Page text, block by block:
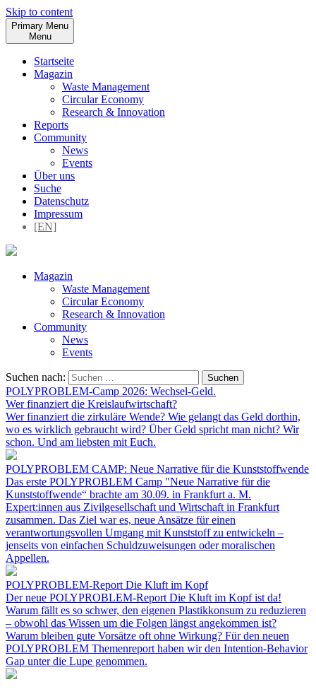
Skip to content
Primary Menu
Menu
Startseite
Magazin
Waste Management
Circular Economy
Research & Innovation
Reports
Community
News
Events
Über uns
Suche
Datenschutz
Impressum
[EN]
Magazin
Waste Management
Circular Economy
Research & Innovation
Community
News
Events
Suchen nach:
POLYPROBLEM-Camp 2026: Wechsel-Geld.
Wer finanziert die Kreislaufwirtschaft?
Wer finanziert die zirkuläre Wende? Wie gelangt das Geld dorthin,
wo es wirklich gebraucht wird? Über Geld spricht man nicht? Wir
schon. Und am liebsten mit Euch.
POLYPROBLEM CAMP: Neue Narrative für die Kunststoffwende
Das erste POLYPROBLEM Camp "Neue Narrative für die
Kunststoffwende“ brachte am 30.09. in Frankfurt a. M.
Expert:innen aus Zivilgesellschaft und Wirtschaft in Frankfurt
zusammen. Das Ziel war es, neue Ansätze für einen
verantwortungsvollen Umgang mit Kunststoff zu entwickeln –
jenseits von einfachen Schuldzuweisungen oder moralischen
Appellen.
POLYPROBLEM-Report Die Kluft im Kopf
Der neue POLYPROBLEM-Report Die Kluft im Kopf ist da!
Warum fällt es so schwer, den eigenen Plastikkonsum zu reduzieren
– obwohl das Wissen um die Folgen längst angekommen ist?
Warum bleiben gute Vorsätze oft ohne Wirkung? Für den neuen
POLYPROBLEM Themenreport haben wir den Intention-Behavior
Gap unter die Lupe genommen.